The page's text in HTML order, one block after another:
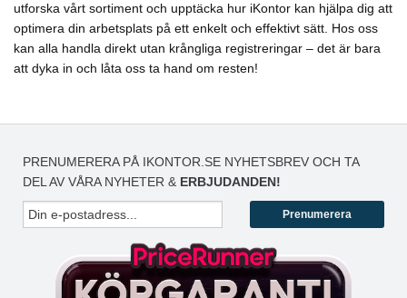
utforska vårt sortiment och upptäcka hur iKontor kan hjälpa dig att
optimera din arbetsplats på ett enkelt och effektivt sätt. Hos oss
kan alla handla direkt utan krångliga registreringar – det är bara
att dyka in och låta oss ta hand om resten!
PRENUMERERA PÅ IKONTOR.SE NYHETSBREV OCH TA
DEL AV VÅRA NYHETER & ERBJUDANDEN!
Prenumerera